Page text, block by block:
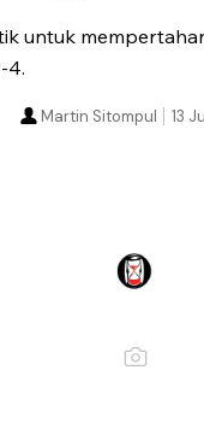
untuk
4.
13
Martin Sitompul